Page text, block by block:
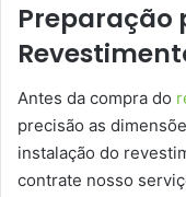
Preparação
Antes da compra do
precisão as
instalação do
contrate nosso